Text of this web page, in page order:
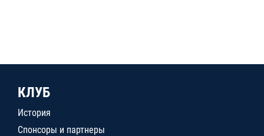
КЛУБ
История
Спонсоры и партнеры